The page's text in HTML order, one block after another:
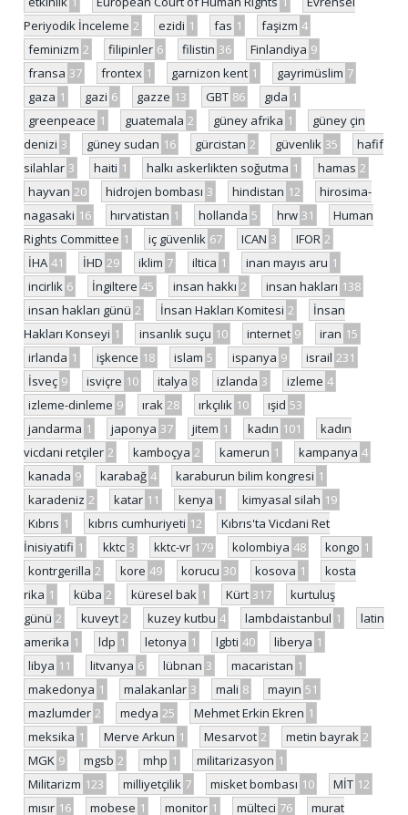
Periyodik İnceleme 2 ezidi 1 fas 1 faşizm 4
feminizm 2 filipinler 6 filistin 36 Finlandiya 9
fransa 37 frontex 1 garnizon kent 1 gayrimüslim 7
gaza 1 gazi 6 gazze 13 GBT 86 gıda 1
greenpeace 1 guatemala 2 güney afrika 1
güney çin
denizi 3 güney sudan 16 gürcistan 2 güvenlik 35
hafif
silahlar 3 haiti 1 halkı askerlikten soğutma 1 hamas 2
hayvan 20 hidrojen bombası 3 hindistan 12
hirosima-
nagasaki 16 hırvatistan 1 hollanda 5 hrw 31
Human
Rights Committee 1 iç güvenlik 67 ICAN 3 IFOR 2
İHA 41 İHD 29 iklim 7 iltica 1 inan mayıs aru 1
incirlik 6 İngiltere 45 insan hakkı 2 insan hakları 138
insan hakları günü 2 İnsan Hakları Komitesi 2
İnsan
Hakları Konseyi 1 insanlık suçu 10 internet 9 iran 15
irlanda 1 işkence 18 islam 5 ispanya 9 israil 231
İsveç 9 isviçre 10 italya 8 izlanda 3 izleme 4
izleme-dinleme 9 ırak 28 ırkçılık 10 ışid 53
jandarma 1 japonya 37 jitem 1 kadın 101
kadın
vicdani retçiler 2 kamboçya 2 kamerun 1 kampanya 4
kanada 9 karabağ 4 karaburun bilim kongresi 1
karadeniz 2 katar 11 kenya 1 kimyasal silah 19
Kıbrıs 1 kıbrıs cumhuriyeti 12
Kıbrıs'ta Vicdani Ret
İnisiyatifi 1 kktc 3 kktc-vr 179 kolombiya 48 kongo 1
kontrgerilla 2 kore 49 korucu 30 kosova 1
kosta
rika 1 küba 2 küresel bak 1 Kürt 317
kurtuluş
günü 2 kuveyt 2 kuzey kutbu 4 lambdaistanbul 1
latin
amerika 1 ldp 1 letonya 1 lgbti 40 liberya 1
libya 11 litvanya 6 lübnan 3 macaristan 1
makedonya 1 malakanlar 3 mali 8 mayın 51
mazlumder 2 medya 25 Mehmet Erkin Ekren 1
meksika 1 Merve Arkun 1 Mesarvot 2 metin bayrak 2
MGK 9 mgsb 2 mhp 1 militarizasyon 1
Militarizm 123 milliyetçilik 7 misket bombası 10 MİT 12
mısır 16 mobese 1 monitor 1 mülteci 76
murat